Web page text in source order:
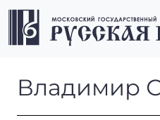
Перейти к содержимому
Перейти к футеру
Владимир
Владимир